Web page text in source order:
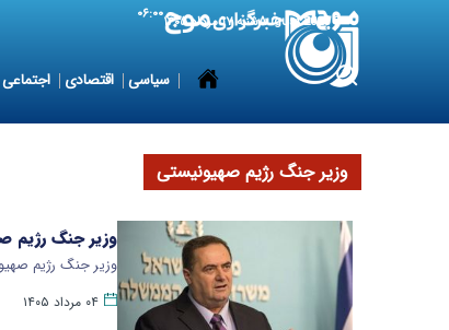
8 August 2026 شنبه ۱۷ مرداد ۱۴۰۵ ۰۶:۰۰
سیاسی اقتصادی اجتماعی
وزیر جنگ رژیم صهیونیستی
وزیر جنگ رژیم
وزیر جنگ رژیم
۰۴ مرداد ۱۴۰۵